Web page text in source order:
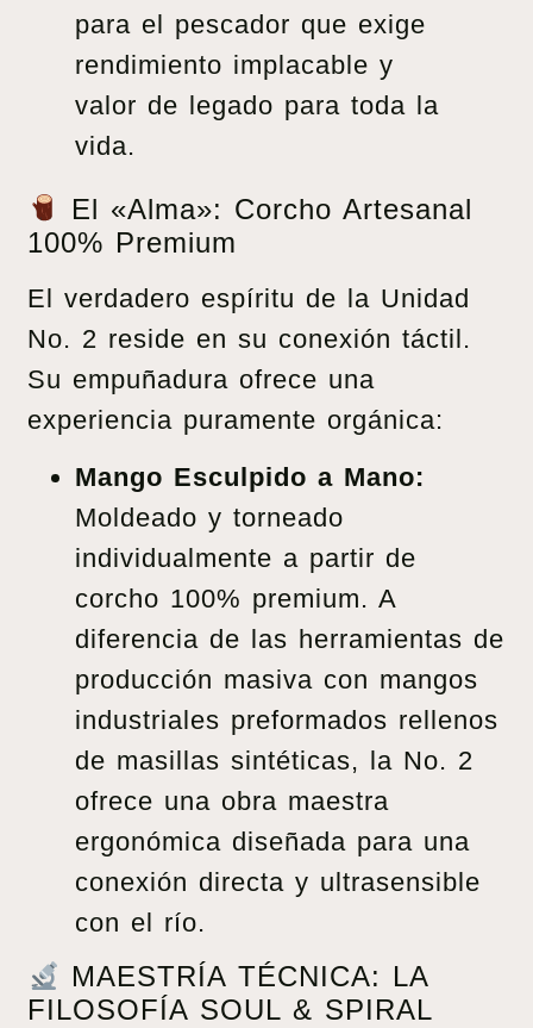
para el pescador que exige
rendimiento implacable y
valor de legado para toda la
vida.
El «Alma»: Corcho Artesanal
100% Premium
El verdadero espíritu de la Unidad
No. 2 reside en su conexión táctil.
Su empuñadura ofrece una
experiencia puramente orgánica:
Mango Esculpido a Mano:
Moldeado y torneado
individualmente a partir de
corcho 100% premium. A
diferencia de las herramientas de
producción masiva con mangos
industriales preformados rellenos
de masillas sintéticas, la No. 2
ofrece una obra maestra
ergonómica diseñada para una
conexión directa y ultrasensible
con el río.
MAESTRÍA TÉCNICA: LA
FILOSOFÍA SOUL & SPIRAL